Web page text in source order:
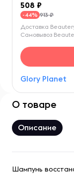
508
-44% 913 ₽
Glory Planet
Доставка
Самовывоз
О товаре
Описание
Шампунь